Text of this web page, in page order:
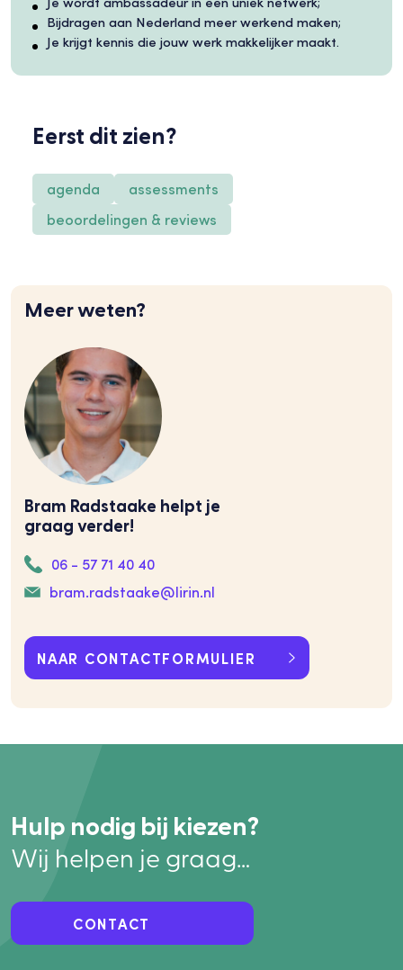
Bijdragen aan Nederland meer werkend maken;
Je krijgt kennis die jouw werk makkelijker maakt.
Eerst dit zien?
agenda
assessments
beoordelingen & reviews
Meer weten?
Bram Radstaake helpt je
graag verder!
06 - 57 71 40 40
bram.radstaake@lirin.nl
NAAR CONTACTFORMULIER
Hulp nodig bij kiezen?
Wij helpen je graag…
CONTACT